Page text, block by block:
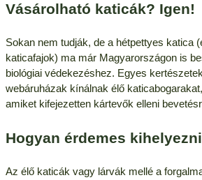
Vásárolható katicák? Igen!
Sokan nem tudják, de a hétpettyes katica
katicafajok) ma már Magyarországon is
biológiai védekezéshez. Egyes
webáruházak kínálnak élő
amiket kifejezetten kártevők elleni
Hogyan érdemes
Az élő katicák vagy lárvák mellé a